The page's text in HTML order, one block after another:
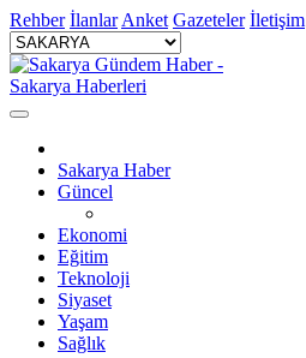
Rehber İlanlar Anket Gazeteler İletişim
Sakarya Haber
Güncel
Ekonomi
Eğitim
Teknoloji
Siyaset
Yaşam
Sağlık